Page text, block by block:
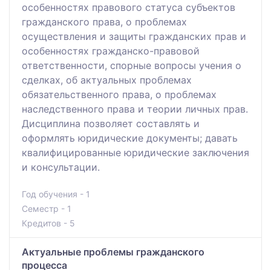
особенностях правового статуса субъектов
гражданского права, о проблемах
осуществления и защиты гражданских прав и
особенностях гражданско-правовой
ответственности, спорные вопросы учения о
сделках, об актуальных проблемах
обязательственного права, о проблемах
наследственного права и теории личных прав.
Дисциплина позволяет составлять и
оформлять юридические документы; давать
квалифицированные юридические заключения
и консультации.
Год обучения - 1
Семестр - 1
Кредитов - 5
Актуальные проблемы гражданского
процесса